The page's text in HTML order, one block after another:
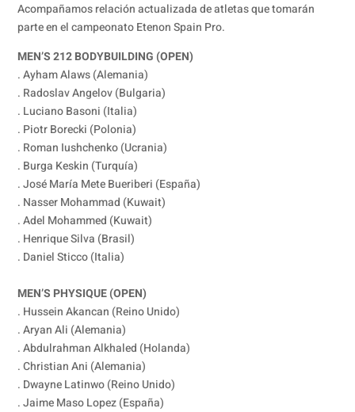
Acompañamos relación actualizada de atletas que tomarán
parte en el campeonato Etenon Spain Pro.
MEN’S 212 BODYBUILDING (OPEN)
. Ayham Alaws (Alemania)
. Radoslav Angelov (Bulgaria)
. Luciano Basoni (Italia)
. Piotr Borecki (Polonia)
. Roman Iushchenko (Ucrania)
. Burga Keskin (Turquía)
. José María Mete Bueriberi (España)
. Nasser Mohammad (Kuwait)
. Adel Mohammed (Kuwait)
. Henrique Silva (Brasil)
. Daniel Sticco (Italia)
MEN’S PHYSIQUE (OPEN)
. Hussein Akancan (Reino Unido)
. Aryan Ali (Alemania)
. Abdulrahman Alkhaled (Holanda)
. Christian Ani (Alemania)
. Dwayne Latinwo (Reino Unido)
. Jaime Maso Lopez (España)